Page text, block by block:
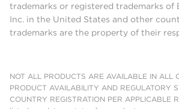
trademarks or registered trademarks of
Inc. in the United States and other
trademarks are the property of their
NOT ALL PRODUCTS ARE AVAILABLE IN ALL
PRODUCT AVAILABILITY AND REGULATORY
COUNTRY REGISTRATION PER APPLICABLE